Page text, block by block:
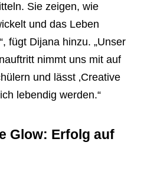
Sie zeigen, wie
und das Leben
fügt Dijana hinzu. „Unser
nimmt uns mit auf
und lässt ‚Creative
lebendig werden.“
Glow: Erfolg auf